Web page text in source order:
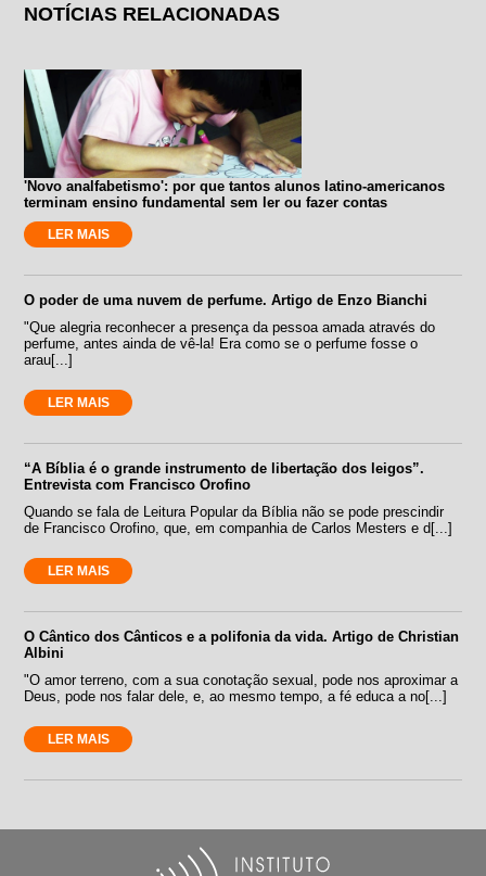
NOTÍCIAS RELACIONADAS
'Novo analfabetismo': por que tantos alunos latino-americanos
terminam ensino fundamental sem ler ou fazer contas
LER MAIS
O poder de uma nuvem de perfume. Artigo de Enzo Bianchi
"Que alegria reconhecer a presença da pessoa amada através do
perfume, antes ainda de vê-la! Era como se o perfume fosse o
arau[...]
LER MAIS
“A Bíblia é o grande instrumento de libertação dos leigos”.
Entrevista com Francisco Orofino
Quando se fala de Leitura Popular da Bíblia não se pode prescindir
de Francisco Orofino, que, em companhia de Carlos Mesters e d[...]
LER MAIS
O Cântico dos Cânticos e a polifonia da vida. Artigo de Christian
Albini
"O amor terreno, com a sua conotação sexual, pode nos aproximar a
Deus, pode nos falar dele, e, ao mesmo tempo, a fé educa a no[...]
LER MAIS